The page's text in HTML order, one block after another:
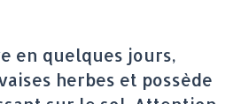
en quelques jours,
herbes et possède